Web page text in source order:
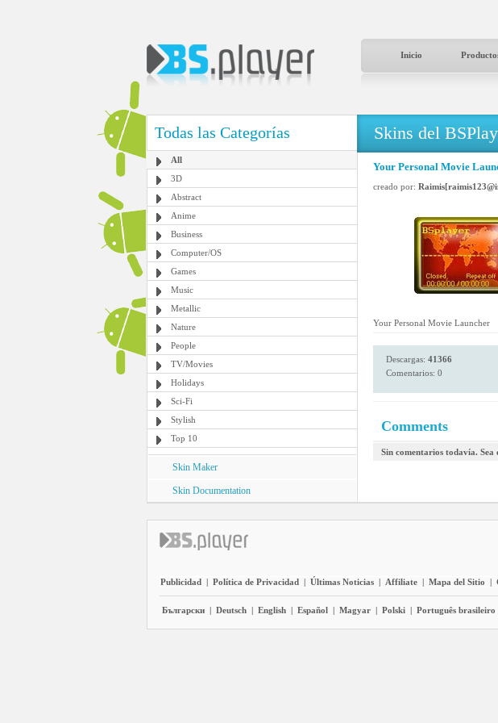
Inicio
Todas las Categorías
All
3D
Abstract
Anime
Business
Computer/OS
Games
Music
Metallic
Nature
People
TV/Movies
Holidays
Sci-Fi
Stylish
Top 10
Skin Maker
Skin Documentation
Skins del
Your Personal Movie
creado por:
Your Personal Movie Launcher
Descargas: 41366
Comentarios: 0
Comments
Sin comentarios todavía.
Publicidad | Política de Privacidad | Últimas Noticias | Affiliate | Mapa del Sitio |
Български | Deutsch | English | Español | Magyar | Polski | Português brasileiro